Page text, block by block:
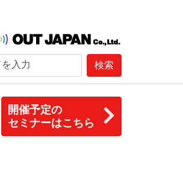
検索
開催予定の
セミナーはこちら